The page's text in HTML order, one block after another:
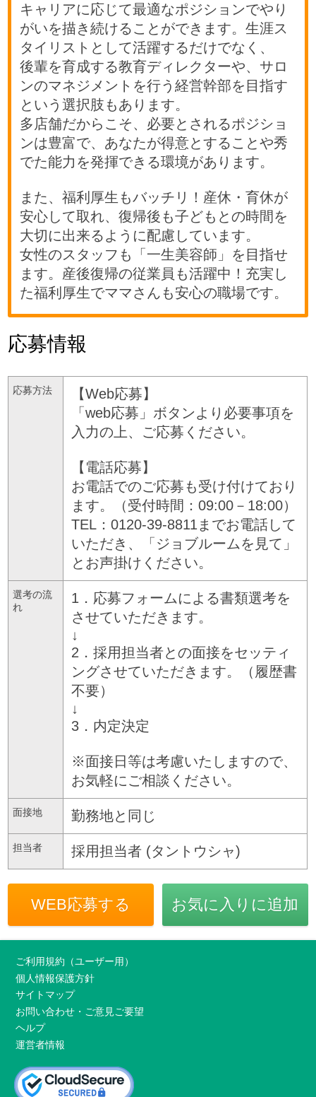
キャリアに応じて最適なポジションでやり
がいを描き続けることができます。生涯ス
タイリストとして活躍するだけでなく、
後輩を育成する教育ディレクターや、サロ
ンのマネジメントを行う経営幹部を目指す
という選択肢もあります。
多店舗だからこそ、必要とされるポジショ
ンは豊富で、あなたが得意とすることや秀
でた能力を発揮できる環境があります。
また、福利厚生もバッチリ！産休・育休が
安心して取れ、復帰後も子どもとの時間を
大切に出来るように配慮しています。
女性のスタッフも「一生美容師」を目指せ
ます。産後復帰の従業員も活躍中！充実し
た福利厚生でママさんも安心の職場です。
応募情報
応募方法
【Web応募】
「web応募」ボタンより必要事項を
入力の上、ご応募ください。
【電話応募】
お電話でのご応募も受け付けており
ます。（受付時間：09:00－18:00）
TEL：0120-39-8811までお電話して
いただき、「ジョブルームを見て」
とお声掛けください。
選考の流
れ
1．応募フォームによる書類選考を
させていただきます。
↓
2．採用担当者との面接をセッティ
ングさせていただきます。（履歴書
不要）
↓
3．内定決定
※面接日等は考慮いたしますので、
お気軽にご相談ください。
面接地 勤務地と同じ
担当者 採用担当者 (タントウシャ)
WEB応募する お気に入りに追加
ご利用規約（ユーザー用）
個人情報保護方針
サイトマップ
お問い合わせ・ご意見ご要望
ヘルプ
運営者情報